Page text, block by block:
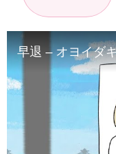
早退 – オヨイダ